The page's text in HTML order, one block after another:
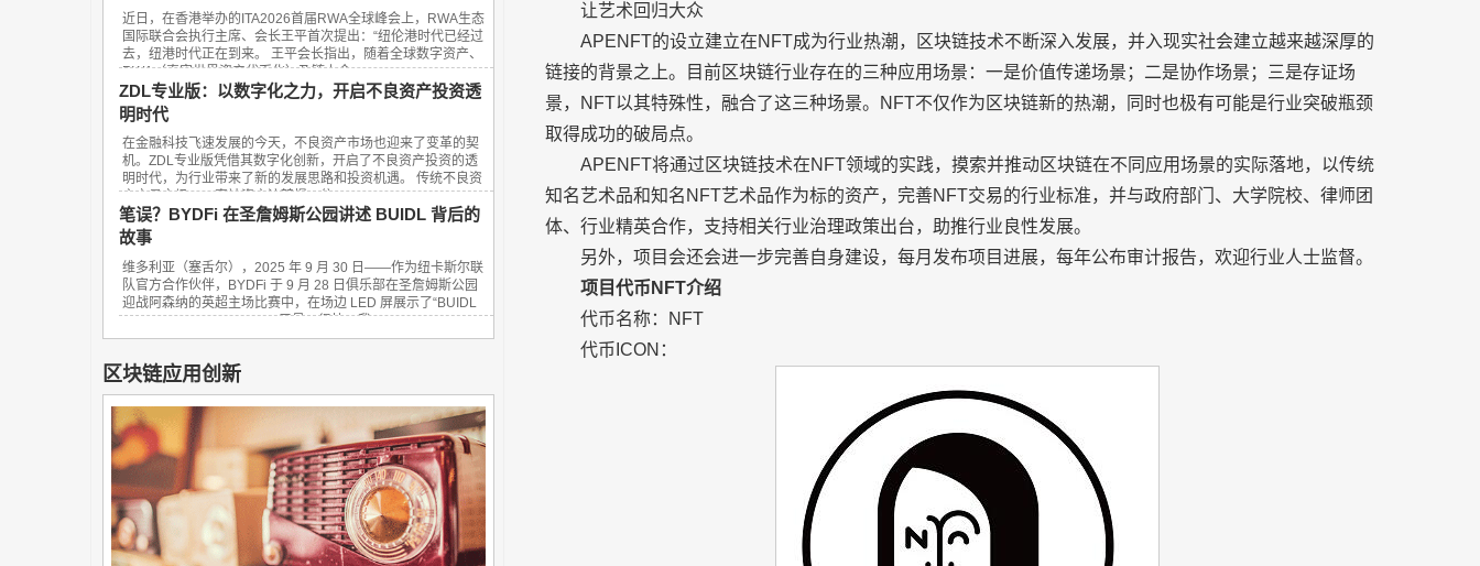
近日，在香港举办的ITA2026首届RWA全球峰会上，RWA生态
国际联合会执行主席、会长王平首次提出：“纽伦港时代已经过
去，纽港时代正在到来。 王平会长指出，随着全球数字资产、
RWA（真实世界资产代币化）及链上金...
ZDL专业版：以数字化之力，开启不良资产投资透
明时代
在金融科技飞速发展的今天，不良资产市场也迎来了变革的契
机。ZDL专业版凭借其数字化创新，开启了不良资产投资的透
明时代，为行业带来了新的发展思路和投资机遇。 传统不良资
产交易市场，一直被资产流转慢、信...
笔误？BYDFi 在圣詹姆斯公园讲述 BUIDL 背后的
故事
维多利亚（塞舌尔），2025 年 9 月 30 日——作为纽卡斯尔联
队官方合作伙伴，BYDFi 于 9 月 28 日俱乐部在圣詹姆斯公园
迎战阿森纳的英超主场比赛中，在场边 LED 屏展示了“BUIDL
YOUR DREAM FINANCE”口号。很快，我...
区块链应用创新
让艺术回归大众
APENFT的设立建立在NFT成为行业热潮，区块链技术不断深入发展，并入现实社会建立越来越深厚的
链接的背景之上。目前区块链行业存在的三种应用场景：一是价值传递场景；二是协作场景；三是存证场
景，NFT以其特殊性，融合了这三种场景。NFT不仅作为区块链新的热潮，同时也极有可能是行业突破瓶颈
取得成功的破局点。
APENFT将通过区块链技术在NFT领域的实践，摸索并推动区块链在不同应用场景的实际落地，以传统
知名艺术品和知名NFT艺术品作为标的资产，完善NFT交易的行业标准，并与政府部门、大学院校、律师团
体、行业精英合作，支持相关行业治理政策出台，助推行业良性发展。
另外，项目会还会进一步完善自身建设，每月发布项目进展，每年公布审计报告，欢迎行业人士监督。
项目代币NFT介绍
代币名称：NFT
代币ICON：